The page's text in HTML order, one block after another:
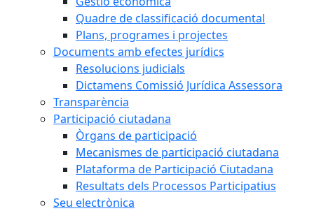
Quadre de classificació documental
Plans, programes i projectes
Documents amb efectes jurídics
Resolucions judicials
Dictamens Comissió Jurídica Assessora
Transparència
Participació ciutadana
Òrgans de participació
Mecanismes de participació ciutadana
Plataforma de Participació Ciutadana
Resultats dels Processos Participatius
Seu electrònica